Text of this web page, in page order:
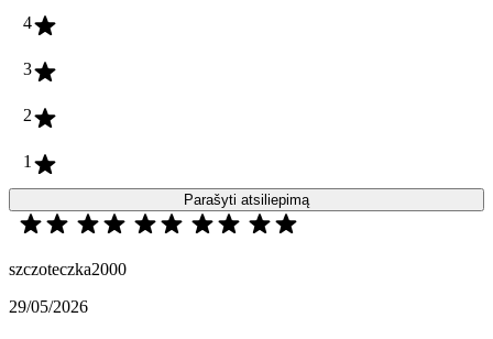
4
3
2
1
Parašyti atsiliepimą
szczoteczka2000
29/05/2026